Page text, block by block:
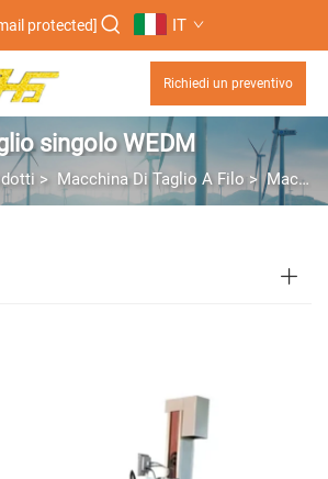
protected] IT
Richiedi un preventivo
singolo WEDM
> Macchina Di Taglio A Filo >Macchina EDM a Filo